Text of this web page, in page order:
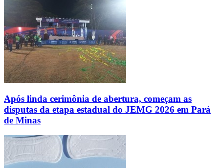
Após linda cerimônia de abertura, começam as
disputas da etapa estadual do JEMG 2026 em Pará
de Minas